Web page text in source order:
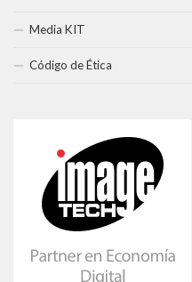
Media KIT
Código de Ética